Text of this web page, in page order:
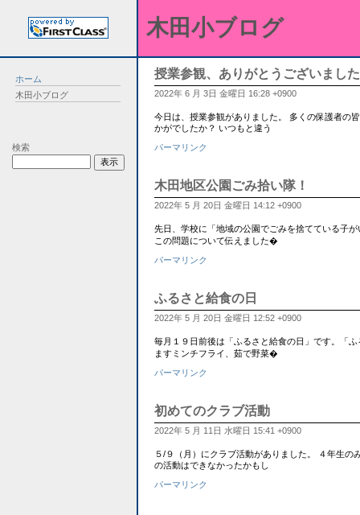
ホーム
木田小ブログ
検索
木田小ブログ
授業参観、ありがとうございまし
2022年 6 月 3日 金曜日 16:28 +0900
今日は、授業参観がありました。 多くの保護者の
かがでしたか？ いつもと違う
パーマリンク
木田地区公園ごみ拾い隊！
2022年 5 月 20日 金曜日 14:12 +0900
先日、学校に「地域の公園でごみを捨てている子
この問題について伝えました�
パーマリンク
ふるさと給食の日
2022年 5 月 20日 金曜日 12:52 +0900
毎月１９日前後は「ふるさと給食の日」です。「
ますミンチフライ、茹で野菜�
パーマリンク
初めてのクラブ活動
2022年 5 月 11日 水曜日 15:41 +0900
５/９（月）にクラブ活動がありました。 ４年生
の活動はできなかったかもし
パーマリンク